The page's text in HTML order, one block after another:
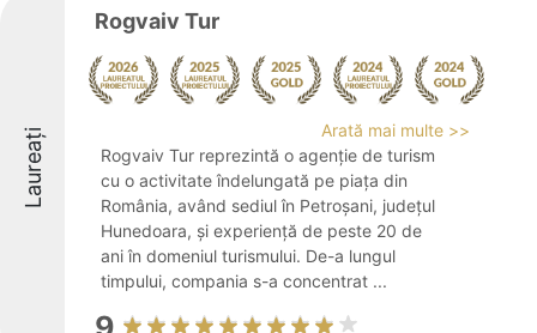
Laureați
Rogvaiv Tur
Arată mai multe >>
Rogvaiv Tur reprezintă o agenție de turism
cu o activitate îndelungată pe piața din
România, având sediul în Petroșani, județul
Hunedoara, și experiență de peste 20 de
ani în domeniul turismului. De-a lungul
timpului, compania s-a concentrat ...